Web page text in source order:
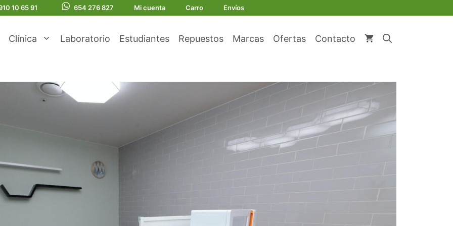
10 65 91 654 276 827 Mi cuenta Carro Envíos
Clínica Laboratorio Estudiantes Repuestos Marcas Ofertas Contacto